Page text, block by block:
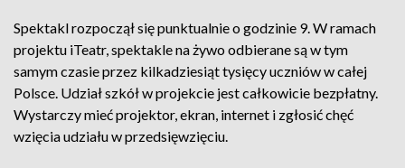
Spektakl rozpoczął się punktualnie o godzinie 9. W ramach
projektu iTeatr, spektakle na żywo odbierane są w tym
samym czasie przez kilkadziesiąt tysięcy uczniów w całej
Polsce. Udział szkół w projekcie jest całkowicie bezpłatny.
Wystarczy mieć projektor, ekran, internet i zgłosić chęć
wzięcia udziału w przedsięwzięciu.